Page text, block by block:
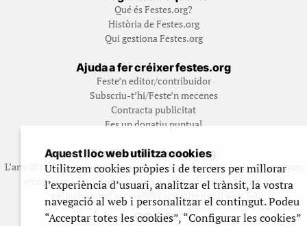
Qué és Festes.org?
Història de Festes.org
Qui gestiona Festes.org
Ajuda a fer créixer festes.org
Feste’n editor/contribuidor
Subscriu-t’hi/Feste’n mecenes
Contracta publicitat
Fes un donatiu puntual
Els llibres de festes.org
L’any 2012 vam posar en marxa una col·lecció editorial en format paper,
recuperant i ampliant materials que fins aleshores havien estat
exclusivament accessibles al nostre espai web. [+]
Aquest lloc web utilitza cookies
Utilitzem cookies pròpies i de tercers per millorar
l’experiència d’usuari, analitzar el trànsit, la vostra
navegació al web i personalitzar el contingut. Podeu
“Acceptar totes les cookies”, “Configurar les cookies”